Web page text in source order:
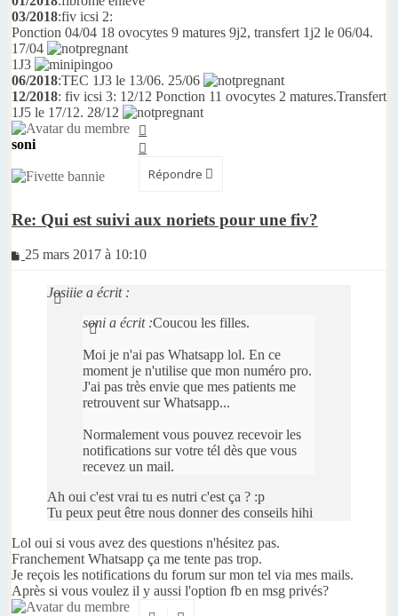
03/2018:fiv icsi 2:
Ponction 04/04 18 ovocytes 9 matures 9j2, transfert 1j2 le 06/04.
17/04
1J3
06/2018:TEC 1J3 le 13/06. 25/06
12/2018: fiv icsi 3: 12/12 Ponction 11 ovocytes 2 matures.Transfert
1J5 le 17/12. 28/12
soni
Re: Qui est suivi aux noriets pour une fiv?
Message
25 mars 2017 à 10:10
Josiiie a écrit :
soni a écrit :Coucou les filles.
Moi je n'ai pas Whatsapp lol. En ce
moment je n'utilise que mon numéro pro.
J'ai pas très envie que mes patients me
retrouvent sur Whatsapp...
Normalement vous pouvez recevoir les
notifications sur votre tél dès que vous
recevez un mail.
Ah oui c'est vrai tu es nutri c'est ça ? :p
Tu peux peut être nous donner des conseils hihi
Lol oui si vous avez des questions n'hésitez pas.
Franchement Whatsapp ça me tente pas trop.
Je reçois les notifications du forum sur mon tel via mes mails.
Après si vous voulez il y aussi l'option fb en msg privés?
Répondre